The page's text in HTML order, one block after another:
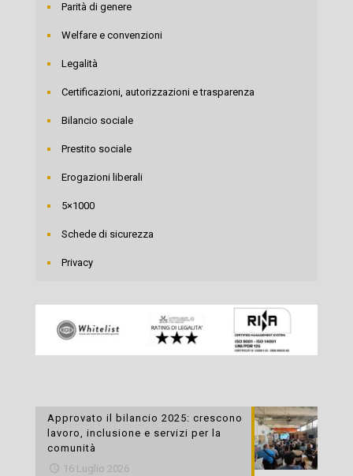
Parità di genere
Welfare e convenzioni
Legalità
Certificazioni, autorizzazioni e trasparenza
Bilancio sociale
Prestito sociale
Erogazioni liberali
5×1000
Schede di sicurezza
Privacy
Approvato il bilancio 2025: crescono
lavoro, inclusione e servizi per la
comunità
16 Luglio 2026